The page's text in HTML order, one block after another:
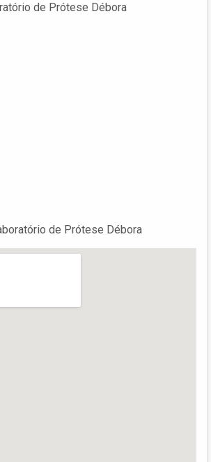
de Prótese Débora
de Prótese Débora